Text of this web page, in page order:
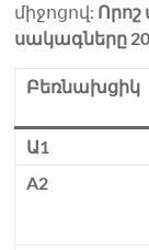
միջոցով: Որոշ
սակագները
Բեռնախցիկ
Ա1
A2